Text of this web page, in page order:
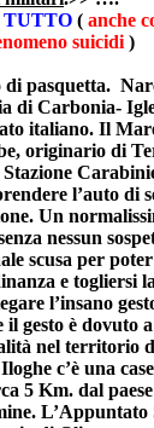
( anche
suicidi )
pasquetta.
di Carbonia-
italiano. Il
originario di
l’auto di
Un
nessun
scusa per
e togliersi
l’insano
gesto è dovuto
nel territorio
c’è una
5 Km. dal
L’Appuntato